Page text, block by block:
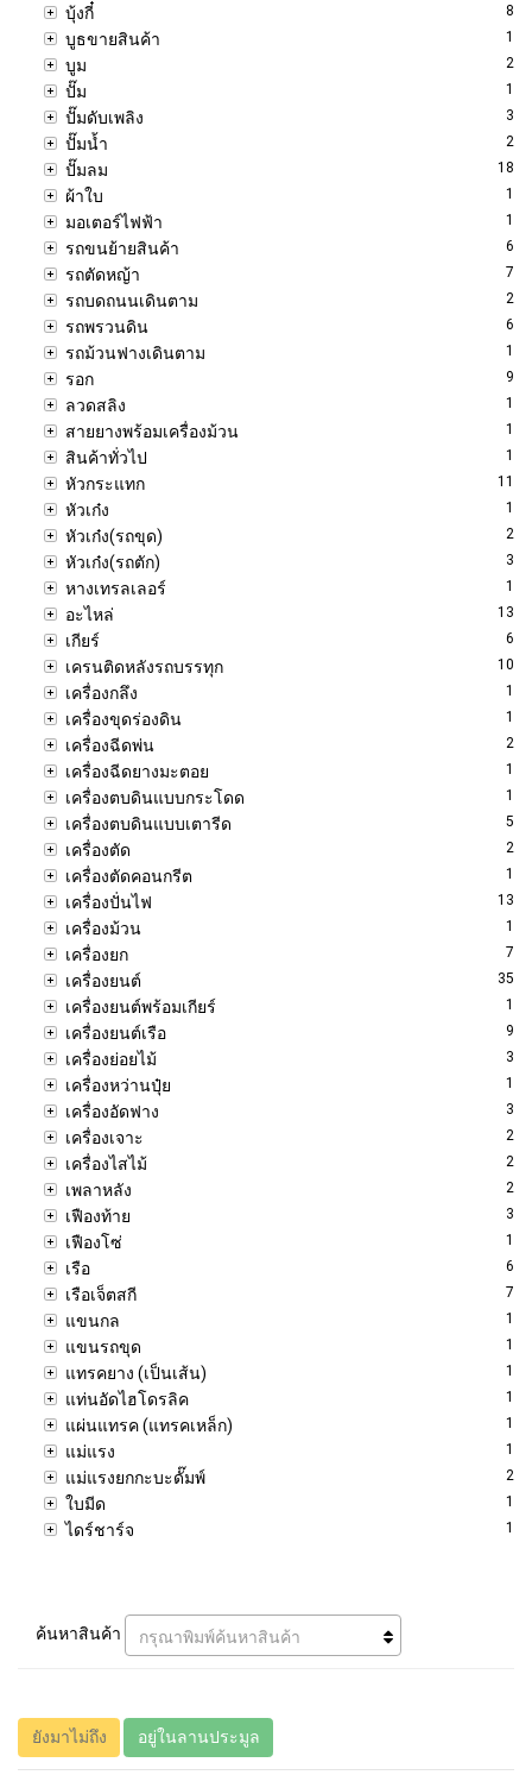
บุ้งกี๋ 8
บูธขายสินค้า 1
บูม 2
ปั๊ม 1
ปั๊มดับเพลิง 3
ปั๊มน้ำ 2
ปั๊มลม 18
ผ้าใบ 1
มอเตอร์ไฟฟ้า 1
รถขนย้ายสินค้า 6
รถตัดหญ้า 7
รถบดถนนเดินตาม 2
รถพรวนดิน 6
รถม้วนฟางเดินตาม 1
รอก 9
ลวดสลิง 1
สายยางพร้อมเครื่องม้วน 1
สินค้าทั่วไป 1
หัวกระแทก 11
หัวเก๋ง 1
หัวเก๋ง(รถขุด) 2
หัวเก๋ง(รถตัก) 3
หางเทรลเลอร์ 1
อะไหล่ 13
เกียร์ 6
เครนติดหลังรถบรรทุก 10
เครื่องกลึง 1
เครื่องขุดร่องดิน 1
เครื่องฉีดพ่น 2
เครื่องฉีดยางมะตอย 1
เครื่องตบดินแบบกระโดด 1
เครื่องตบดินแบบเตารีด 5
เครื่องตัด 2
เครื่องตัดคอนกรีต 1
เครื่องปั่นไฟ 13
เครื่องม้วน 1
เครื่องยก 7
เครื่องยนต์ 35
เครื่องยนต์พร้อมเกียร์ 1
เครื่องยนต์เรือ 9
เครื่องย่อยไม้ 3
เครื่องหว่านปุ๋ย 1
เครื่องอัดฟาง 3
เครื่องเจาะ 2
เครื่องไสไม้ 2
เพลาหลัง 2
เฟืองท้าย 3
เฟืองโซ่ 1
เรือ 6
เรือเจ็ตสกี 7
แขนกล 1
แขนรถขุด 1
แทรคยาง (เป็นเส้น) 1
แท่นอัดไฮโดรลิค 1
แผ่นแทรค (แทรคเหล็ก) 1
แม่แรง 1
แม่แรงยกกะบะดั๊มพ์ 2
ใบมีด 1
ไดร์ชาร์จ 1
ค้นหาสินค้า กรุณาพิมพ์ค้นหาสินค้า
ยังมาไม่ถึง อยู่ในลานประมูล